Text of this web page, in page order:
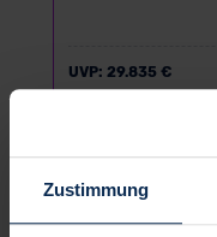
Zustimmung
UVP: 29.835 €